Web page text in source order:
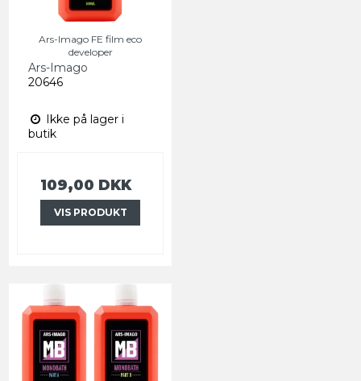
Ars-Imago FE film eco
developer
Ars-Imago
20646
Ikke på lager i
butik
109,00 DKK
VIS PRODUKT